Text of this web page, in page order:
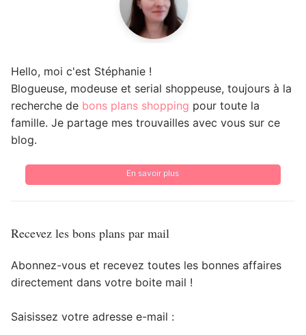
Hello, moi c'est Stéphanie !
Blogueuse, modeuse et serial shoppeuse, toujours à la
recherche de bons plans shopping pour toute la
famille. Je partage mes trouvailles avec vous sur ce
blog.
En savoir plus
Recevez les bons plans par mail
Abonnez-vous et recevez toutes les bonnes affaires
directement dans votre boite mail !
Saisissez votre adresse e-mail :